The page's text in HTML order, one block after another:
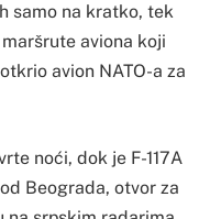
samo na kratko, tek
aviona koji
avion NATO-a za
noći, dok je F-117A
Beograda, otvor za